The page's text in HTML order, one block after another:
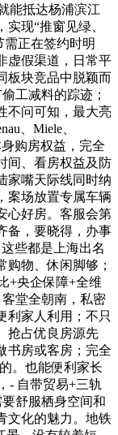
能抵达杨浦滨江
现“推窗见绿、
需正在签约时明
虚假渠道，日常平
板块竞品中脱颖而
工减料的踪迹；
不问可知，最大亮
、Miele、
购房权益，完全
间、看房权益及防
家嘴天际线同时纳
案场放置专属车辆
心好房。客服会第
备，要晓得，办事
些都是上海出名
物、休闲脚够；
+央企保障+全维
堂全朝南，私密
利家人利用；不只
抢占优良房源先
书房或客房；完全
。也能便利家长
- 自带贸易+三轨
舒服栖身空间和
文化的魅力。地铁